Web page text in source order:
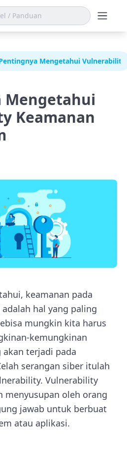
Mengetahui Vulnerability
Mengetahui
Keamanan
keamanan pada
hal yang paling
mungkin kita harus
kemungkinan
akan terjadi pada
serangan siber itulah
Vulnerability
menyusupan oleh orang
jawab untuk berbuat
atau aplikasi.